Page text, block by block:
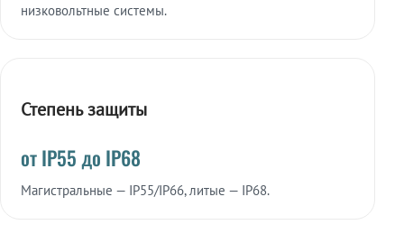
низковольтные системы.
Степень защиты
от IP55 до IP68
Магистральные — IP55/IP66, литые — IP68.